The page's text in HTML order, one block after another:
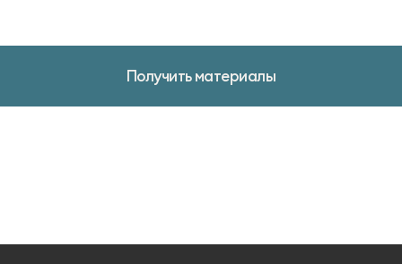
Получить материалы